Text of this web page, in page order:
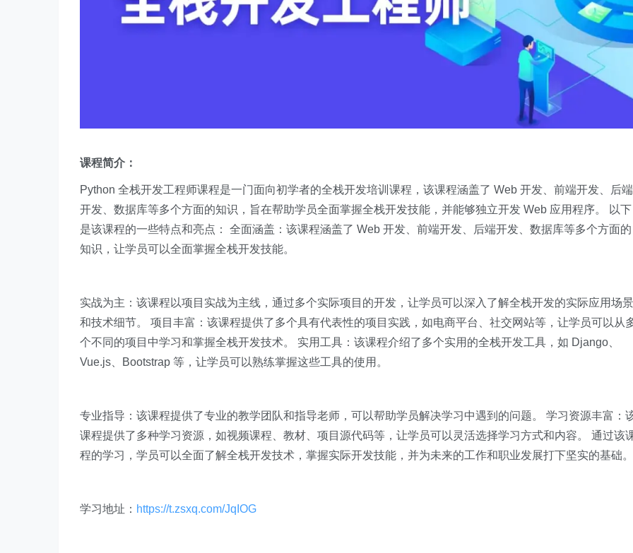
课程简介：
Python 全栈开发工程师课程是一门面向初学者的全栈开发培训课程，该课程涵盖了 Web 开发、前端开发、后端
开发、数据库等多个方面的知识，旨在帮助学员全面掌握全栈开发技能，并能够独立开发 Web 应用程序。 以下
是该课程的一些特点和亮点： 全面涵盖：该课程涵盖了 Web 开发、前端开发、后端开发、数据库等多个方面的
知识，让学员可以全面掌握全栈开发技能。
实战为主：该课程以项目实战为主线，通过多个实际项目的开发，让学员可以深入了解全栈开发的实际应用场景
和技术细节。 项目丰富：该课程提供了多个具有代表性的项目实践，如电商平台、社交网站等，让学员可以从
个不同的项目中学习和掌握全栈开发技术。 实用工具：该课程介绍了多个实用的全栈开发工具，如 Django、
Vue.js、Bootstrap 等，让学员可以熟练掌握这些工具的使用。
专业指导：该课程提供了专业的教学团队和指导老师，可以帮助学员解决学习中遇到的问题。 学习资源丰富：
课程提供了多种学习资源，如视频课程、教材、项目源代码等，让学员可以灵活选择学习方式和内容。 通过该
程的学习，学员可以全面了解全栈开发技术，掌握实际开发技能，并为未来的工作和职业发展打下坚实的基础。
学习地址： https://t.zsxq.com/JqIOG